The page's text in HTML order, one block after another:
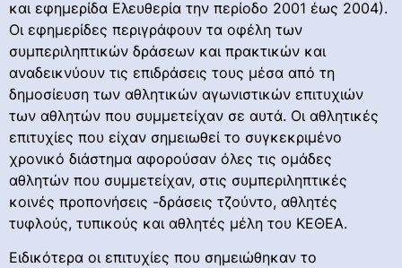
και εφημερίδα Ελευθερία την περίοδο 2001 έως 2004).
Οι εφημερίδες περιγράφουν τα οφέλη των
συμπεριληπτικών δράσεων και πρακτικών και
αναδεικνύουν τις επιδράσεις τους μέσα από τη
δημοσίευση των αθλητικών αγωνιστικών επιτυχιών
των αθλητών που συμμετείχαν σε αυτά. Οι αθλητικές
επιτυχίες που είχαν σημειωθεί το συγκεκριμένο
χρονικό διάστημα αφορούσαν όλες τις ομάδες
αθλητών που συμμετείχαν, στις συμπεριληπτικές
κοινές προπονήσεις -δράσεις τζούντο, αθλητές
τυφλούς, τυπικούς και αθλητές μέλη του ΚΕΘΕΑ.
Ειδικότερα οι επιτυχίες που σημειώθηκαν το